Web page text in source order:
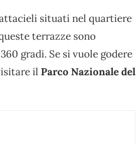
situati nel quartiere
terrazze sono
gradi. Se si vuole godere
il Parco Nazionale del